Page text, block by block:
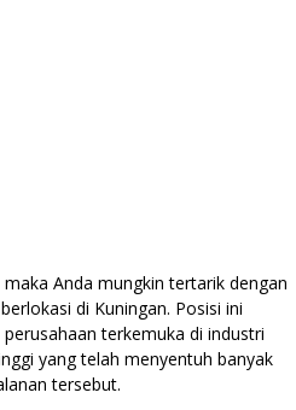
Anda mungkin tertarik dengan
di Kuningan. Posisi ini
terkemuka di industri
yang telah menyentuh banyak
tersebut.